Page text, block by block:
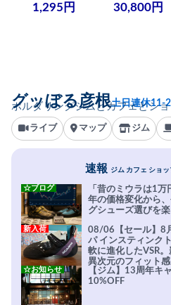
1,295円 30,800円
ボルダリングジムとカフェとシ
グッぼる彦根土日連休11-
ライブ マップ ジム
速報 ジム カフェ ショッ
「昔のミウラは1
年の価格変化から
グシューズ選びを
☆ブログ
08/06【セール】8
パ インスティンク
軟に進化したVSR
異次元のフィット感
新入荷
【ジム】13周年キ
10%OFF
☆お知らせ